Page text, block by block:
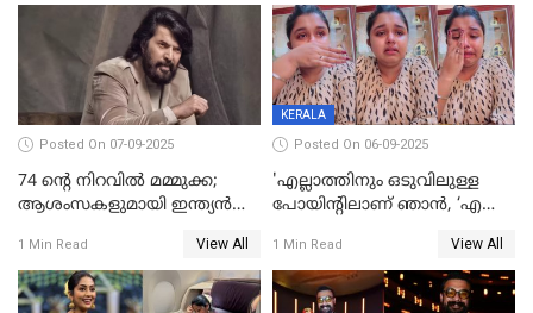
ഗ്രേസ് ആന്റണി
Posted On 07-09-2025
74 ന്റെ നിറവിൽ മമ്മുക്ക;
ആശംസകളുമായി ഇന്ത്യൻ
1 Min Read View All
KERALA
Posted On 06-09-2025
'എല്ലാത്തിനും ഒടുവിലുള്ള
പോയിന്റിലാണ് ഞാൻ, ‘എന്‍റെ
സ്നേഹിച്ചയാള്‍ തന്നെ
വഞ്ചിച്ചുപോയി’, ലൈവ്
വിഡിയോയിൽ
1 Min Read View All